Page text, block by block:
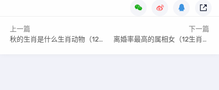
上一篇
秋的生肖是什么生肖动物（12个月属相对照表）
下一篇
离婚率最高的属相女（12生肖男谁最容易离婚）